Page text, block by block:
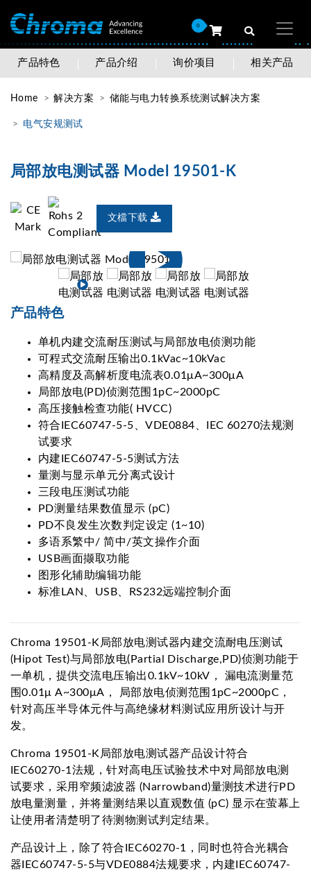
0
产品特色 产品介绍 询价项目 相关产品
Home 解决方案 储能与电力转换系统测试解决方案
电气安规测试
局部放电测试器 Model 19501-K
文檔下载
产品特色
单机内建交流耐压测试与局部放电侦测功能
可程式交流耐压输出0.1kVac~10kVac
高精度及高解析度电流表0.01μA~300μA
局部放电(PD)侦测范围1pC~2000pC
高压接触检查功能( HVCC)
符合IEC60747-5-5、VDE0884、IEC 60270法规测
试要求
内建IEC60747-5-5测试方法
量测与显示单元分离式设计
三段电压测试功能
PD测量结果数值显示 (pC)
PD不良发生次数判定设定 (1~10)
多语系繁中/ 简中/英文操作介面
USB画面撷取功能
图形化辅助编辑功能
标准LAN、USB、RS232远端控制介面
Chroma 19501-K局部放电测试器内建交流耐电压测试
(Hipot Test)与局部放电(Partial Discharge,PD)侦测功能于
一单机，提供交流电压输出0.1kV~10kV， 漏电流测量范
围0.01μ A~300μA， 局部放电侦测范围1pC~2000pC，
针对高压半导体元件与高绝缘材料测试应用所设计与开
发。
Chroma 19501-K局部放电测试器产品设计符合
IEC60270-1法规，针对高电压试验技术中对局部放电测
试要求，采用窄频滤波器 (Narrowband)量测技术进行PD
放电量测量，并将量测结果以直观数值 (pC) 显示在萤幕上
让使用者清楚明了待测物测试判定结果。
产品设计上，除了符合IEC60270-1，同时也符合光耦合
器IEC60747-5-5与VDE0884法规要求，内建IEC60747-